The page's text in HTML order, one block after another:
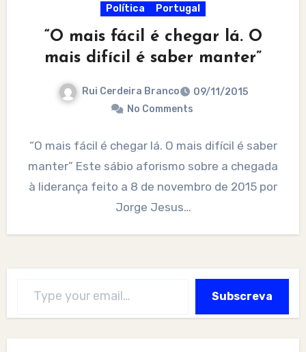
Política Portugal
“O mais fácil é chegar lá. O
mais difícil é saber manter”
Rui Cerdeira Branco
09/11/2015
No Comments
“O mais fácil é chegar lá. O mais difícil é saber
manter” Este sábio aforismo sobre a chegada
à liderança feito a 8 de novembro de 2015 por
Jorge Jesus…
Subscreva